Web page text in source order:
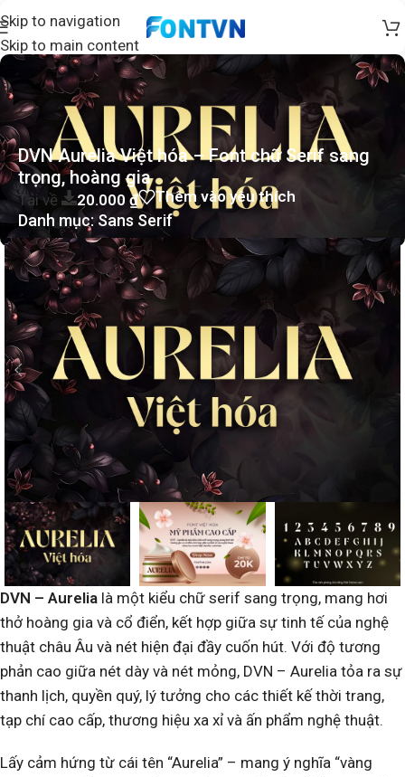
Skip to navigation
Skip to main content
DVN Aurelia Việt hóa – Font chữ Serif sang
trọng, hoàng gia
Tải về 20.000 ₫ Thêm vào yêu thích
Danh mục: Sans Serif
DVN – Aurelia là một kiểu chữ serif sang trọng, mang hơi
thở hoàng gia và cổ điển, kết hợp giữa sự tinh tế của nghệ
thuật châu Âu và nét hiện đại đầy cuốn hút. Với độ tương
phản cao giữa nét dày và nét mỏng, DVN – Aurelia tỏa ra sự
thanh lịch, quyền quý, lý tưởng cho các thiết kế thời trang,
tạp chí cao cấp, thương hiệu xa xỉ và ấn phẩm nghệ thuật.
Lấy cảm hứng từ cái tên “Aurelia” – mang ý nghĩa “vàng